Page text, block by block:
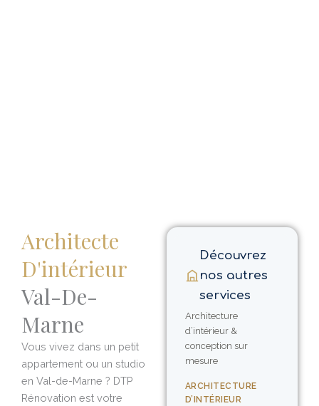
Architecte
D'intérieur
Val-De-
Marne
Vous vivez dans un petit
appartement ou un studio
en Val-de-Marne ? DTP
Rénovation est votre
Découvrez
nos autres
services
Architecture
d’intérieur &
conception sur
mesure
ARCHITECTURE
D’INTÉRIEUR